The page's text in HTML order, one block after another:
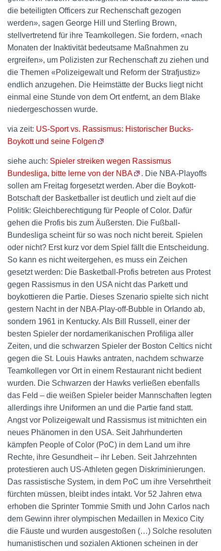
die beteiligten Officers zur Rechenschaft gezogen
werden», sagen George Hill und Sterling Brown,
stellvertretend für ihre Teamkollegen. Sie fordern, «nach
Monaten der Inaktivität bedeutsame Maßnahmen zu
ergreifen», um Polizisten zur Rechenschaft zu ziehen und
die Themen «Polizeigewalt und Reform der Strafjustiz»
endlich anzugehen. Die Heimstätte der Bucks liegt nicht
einmal eine Stunde von dem Ort entfernt, an dem Blake
niedergeschossen wurde.
via zeit: US-Sport vs. Rassismus: Historischer Bucks-
Boykott und seine Folgen
siehe auch: Spieler streiken wegen Rassismus
Bundesliga, bitte lerne von der NBA
. Die NBA-Playoffs
sollen am Freitag forgesetzt werden. Aber die Boykott-
Botschaft der Basketballer ist deutlich und zielt auf die
Politik: Gleichberechtigung für People of Color. Dafür
gehen die Profis bis zum Äußersten. Die Fußball-
Bundesliga scheint für so was noch nicht bereit. Spielen
oder nicht? Erst kurz vor dem Spiel fällt die Entscheidung.
So kann es nicht weitergehen, es muss ein Zeichen
gesetzt werden: Die Basketball-Profis betreten aus Protest
gegen Rassismus in den USA nicht das Parkett und
boykottieren die Partie. Dieses Szenario spielte sich nicht
gestern Nacht in der NBA-Play-off-Bubble in Orlando ab,
sondern 1961 in Kentucky. Als Bill Russell, einer der
besten Spieler der nordamerikanischen Profiliga aller
Zeiten, und die schwarzen Spieler der Boston Celtics nicht
gegen die St. Louis Hawks antraten, nachdem schwarze
Teamkollegen vor Ort in einem Restaurant nicht bedient
wurden. Die Schwarzen der Hawks verließen ebenfalls
das Feld – die weißen Spieler beider Mannschaften legten
allerdings ihre Uniformen an und die Partie fand statt.
Angst vor Polizeigewalt und Rassismus ist mitnichten ein
neues Phänomen in den USA. Seit Jahrhunderten
kämpfen People of Color (PoC) in dem Land um ihre
Rechte, ihre Gesundheit – ihr Leben. Seit Jahrzehnten
protestieren auch US-Athleten gegen Diskriminierungen.
Das rassistische System, in dem PoC um ihre Versehrtheit
fürchten müssen, bleibt indes intakt. Vor 52 Jahren etwa
erhoben die Sprinter Tommie Smith und John Carlos nach
dem Gewinn ihrer olympischen Medaillen in Mexico City
die Fäuste und wurden ausgestoßen (…) Solche resoluten
humanistischen und sozialen Aktionen scheinen in der